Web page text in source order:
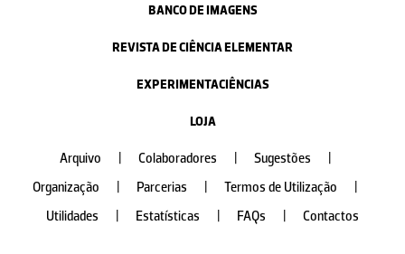
BANCO DE IMAGENS
REVISTA DE CIÊNCIA ELEMENTAR
EXPERIMENTACIÊNCIAS
LOJA
Arquivo Colaboradores Sugestões
Organização
Parcerias Termos de Utilização
Utilidades
Estatísticas FAQs Contactos